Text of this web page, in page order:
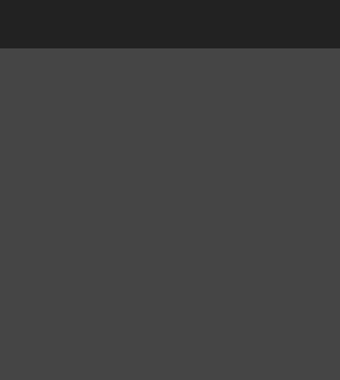
Gepflegtes Eigenheim